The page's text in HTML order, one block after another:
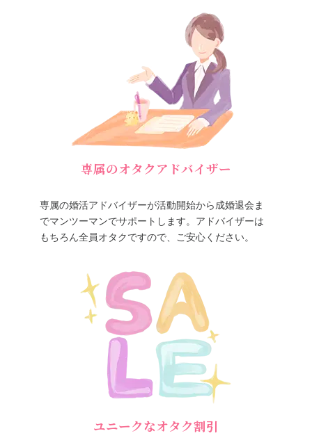
専属のオタクアドバイザー
専属の婚活アドバイザーが活動開始から成婚退会ま
でマンツーマンでサポートします。アドバイザーは
もちろん全員オタクですので、ご安心ください。
ユニークなオタク割引